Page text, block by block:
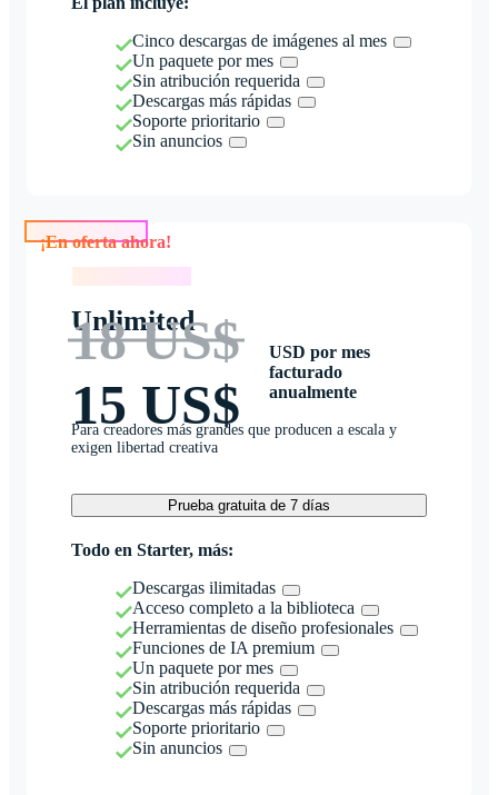
Cinco descargas de imágenes al mes
Un paquete por mes
Sin atribución requerida
Descargas más rápidas
Soporte prioritario
Sin anuncios
Unlimited
18 US$
15 US$
USD por mes
facturado
anualmente
Para creadores más grandes que producen a escala y
exigen libertad creativa
Prueba gratuita de 7 días
Todo en Starter, más:
Descargas ilimitadas
Acceso completo a la biblioteca
Herramientas de diseño profesionales
Funciones de IA premium
Un paquete por mes
Sin atribución requerida
Descargas más rápidas
Soporte prioritario
Sin anuncios